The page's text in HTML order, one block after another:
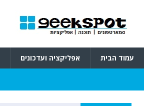
עמוד הבית אפליקציה ועדכונים